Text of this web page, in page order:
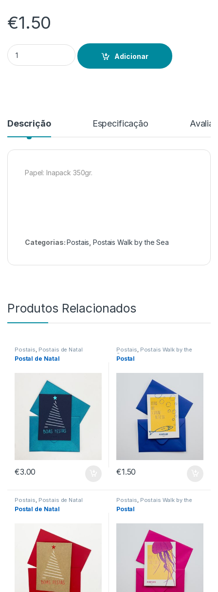
€1.50
Quantidade de Postal
Adicionar
Descrição Especificação
Papel: Inapack 350gr.
Categorias:Postais ,Postais Walk by the Sea
Produtos Relacionados
Postais, Postais de Natal
Postal de Natal
€3.00
Postais, Postais Walk by the
Sea
Postal
€1.50
Postais, Postais de Natal
Postal de Natal
Postais, Postais Walk by the
Sea
Postal